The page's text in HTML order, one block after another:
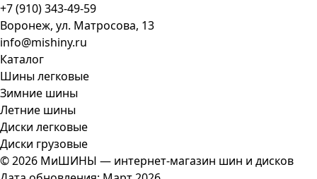
+7 (910) 343-49-59
Воронеж, ул. Матросова, 13
info@mishiny.ru
Каталог
Шины легковые
Зимние шины
Летние шины
Диски легковые
Диски грузовые
© 2026 МиШИНЫ — интернет-магазин шин и дисков